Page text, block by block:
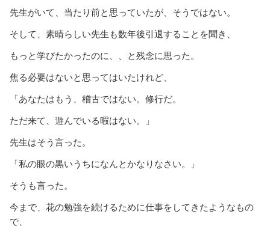
先生がいて、当たり前と思っていたが、そうではない。
そして、素晴らしい先生も数年後引退することを聞き、
もっと学びたかったのに、、と残念に思った。
焦る必要はないと思ってはいたけれど、
「あなたはもう、稽古ではない。修行だ。
ただ来て、遊んでいる暇はない。」
先生はそう言った。
「私の眼の黒いうちになんとかなりなさい。」
そうも言った。
今まで、花の勉強を続けるために仕事をしてきたようなもの
で、